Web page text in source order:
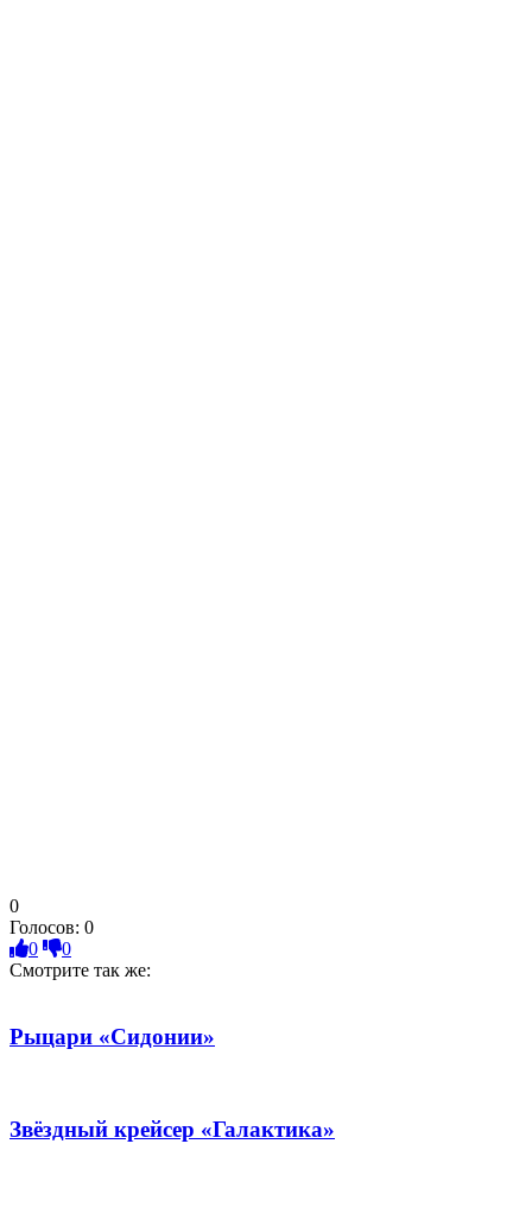
0
Голосов: 0
0
0
Смотрите так же:
Рыцари «Сидонии»
Звёздный крейсер «Галактика»